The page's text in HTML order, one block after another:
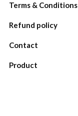
Terms & Conditions
Refund policy
Contact
Product